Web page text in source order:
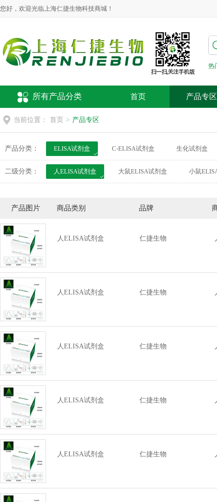
您好，欢迎光临上海仁捷生物科技商城！
热
所有产品分类 首页 产品专区
当前位置： 首页 > 产品专区
产品分类： ELISA试剂盒 C-ELISA试剂盒 生化试剂盒
动物疫病检测试剂盒
二级分类：
人ELISA试剂盒 大鼠ELISA试剂盒 小鼠
仓鼠ELISA试剂盒 植物ELISA试剂盒 其他
产品图片 商品类别 品牌
人ELISA试剂盒 仁捷生物
人ELISA试剂盒 仁捷生物
人ELISA试剂盒 仁捷生物
人ELISA试剂盒 仁捷生物
人ELISA试剂盒 仁捷生物